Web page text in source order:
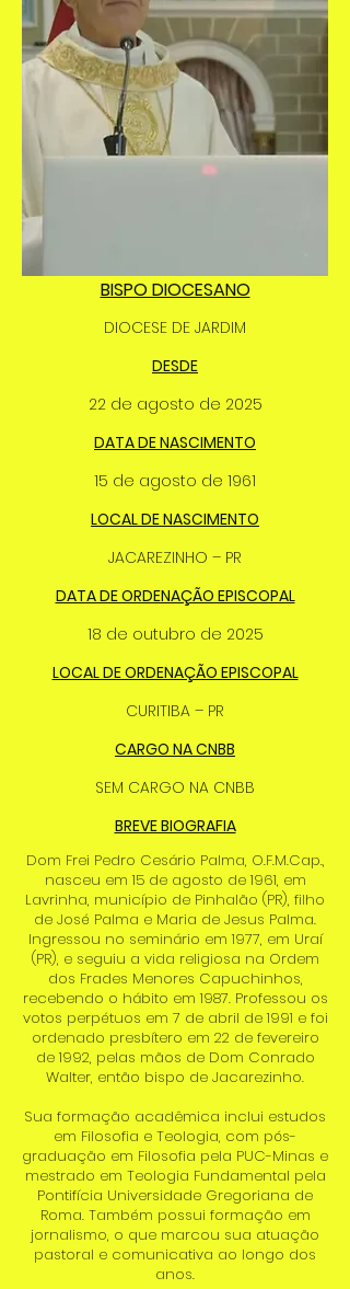
BISPO DIOCESANO
DIOCESE DE JARDIM
DESDE
22 de agosto de 2025
DATA DE NASCIMENTO
15 de agosto de 1961
LOCAL DE NASCIMENTO
JACAREZINHO – PR
DATA DE ORDENAÇÃO EPISCOPAL
18 de outubro de 2025
LOCAL DE ORDENAÇÃO EPISCOPAL
CURITIBA – PR
CARGO NA CNBB
SEM CARGO NA CNBB
BREVE BIOGRAFIA
Dom Frei Pedro Cesário Palma, O.F.M.Cap.,
nasceu em 15 de agosto de 1961, em
Lavrinha, município de Pinhalão (PR), filho
de José Palma e Maria de Jesus Palma.
Ingressou no seminário em 1977, em Uraí
(PR), e seguiu a vida religiosa na Ordem
dos Frades Menores Capuchinhos,
recebendo o hábito em 1987. Professou os
votos perpétuos em 7 de abril de 1991 e foi
ordenado presbítero em 22 de fevereiro
de 1992, pelas mãos de Dom Conrado
Walter, então bispo de Jacarezinho.
Sua formação acadêmica inclui estudos
em Filosofia e Teologia, com pós-
graduação em Filosofia pela PUC-Minas e
mestrado em Teologia Fundamental pela
Pontifícia Universidade Gregoriana de
Roma. Também possui formação em
jornalismo, o que marcou sua atuação
pastoral e comunicativa ao longo dos
anos.